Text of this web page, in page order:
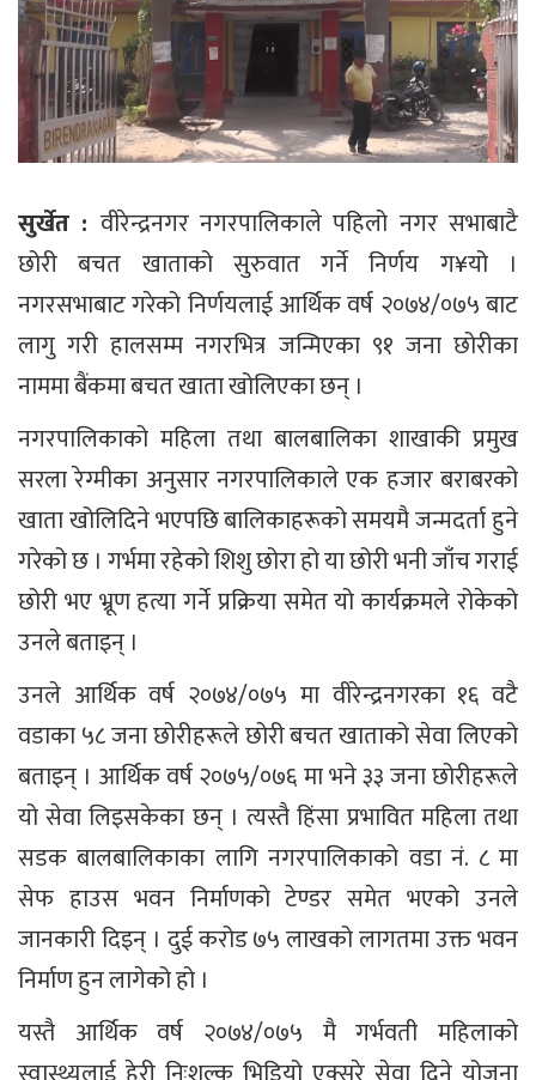
सुर्खेत : वीरेन्द्रनगर नगरपालिकाले पहिलो नगर सभाबाटै
छोरी बचत खाताको सुरुवात गर्ने निर्णय ग¥यो ।
नगरसभाबाट गरेको निर्णयलाई आर्थिक वर्ष २०७४/०७५ बाट
लागु गरी हालसम्म नगरभित्र जन्मिएका ९१ जना छोरीका
नाममा बैंकमा बचत खाता खोलिएका छन् ।
नगरपालिकाको महिला तथा बालबालिका शाखाकी प्रमुख
सरला रेग्मीका अनुसार नगरपालिकाले एक हजार बराबरको
खाता खोलिदिने भएपछि बालिकाहरूको समयमै जन्मदर्ता हुने
गरेको छ । गर्भमा रहेको शिशु छोरा हो या छोरी भनी जाँच गराई
छोरी भए भ्रूण हत्या गर्ने प्रक्रिया समेत यो कार्यक्रमले रोकेको
उनले बताइन् ।
उनले आर्थिक वर्ष २०७४/०७५ मा वीरेन्द्रनगरका १६ वटै
वडाका ५८ जना छोरीहरूले छोरी बचत खाताको सेवा लिएको
बताइन् । आर्थिक वर्ष २०७५/०७६ मा भने ३३ जना छोरीहरूले
यो सेवा लिइसकेका छन् । त्यस्तै हिंसा प्रभावित महिला तथा
सडक बालबालिकाका लागि नगरपालिकाको वडा नं. ८ मा
सेफ हाउस भवन निर्माणको टेण्डर समेत भएको उनले
जानकारी दिइन् । दुई करोड ७५ लाखको लागतमा उक्त भवन
निर्माण हुन लागेको हो ।
यस्तै आर्थिक वर्ष २०७४/०७५ मै गर्भवती महिलाको